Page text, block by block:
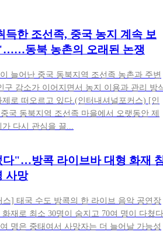
득한 조선족, 중국 농지 계속 보
동북 농촌의 오래된 논쟁
늘어난 중국 동북지역 조선족 농촌과 주변
구 감소가 이어지면서 농지 이용과 관리 방
로 떠오르고 있다.(인터내셔널포커스) [인
국 동북지역 조선족 마을에서 오랫동안 제
다시 관심을 끌...
다"…방콕 라이브바 대형 화재
사망
] 태국 수도 방콕의 한 라이브 음악 공연장
재로 최소 30명이 숨지고 70여 명이 다쳤
명은 중태여서 사망자는 더 늘어날 가능성